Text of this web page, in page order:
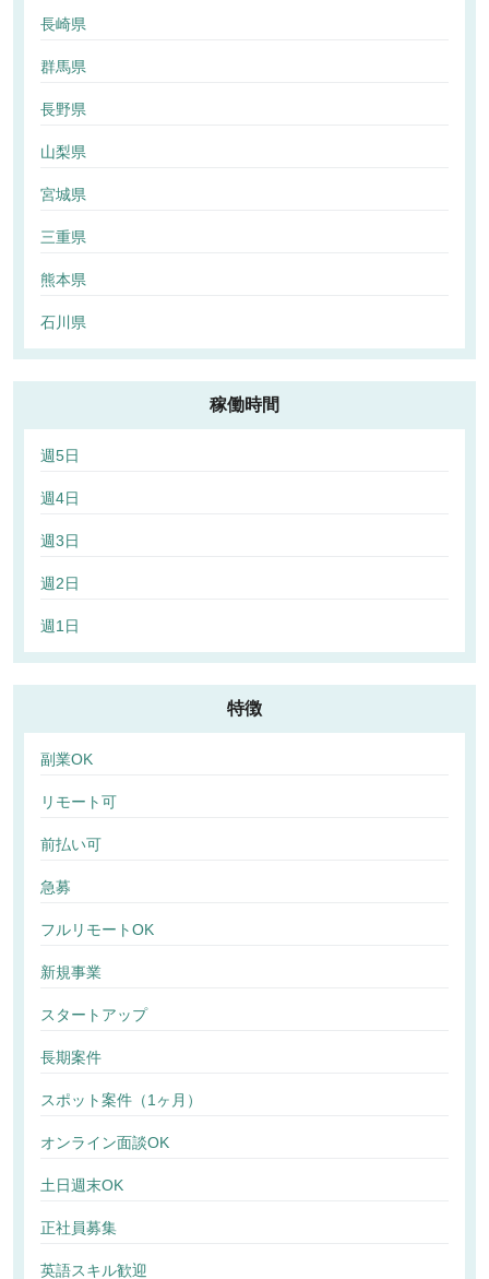
長崎県
群馬県
長野県
山梨県
宮城県
三重県
熊本県
石川県
稼働時間
週5日
週4日
週3日
週2日
週1日
特徴
副業OK
リモート可
前払い可
急募
フルリモートOK
新規事業
スタートアップ
長期案件
スポット案件（1ヶ月）
オンライン面談OK
土日週末OK
正社員募集
英語スキル歓迎